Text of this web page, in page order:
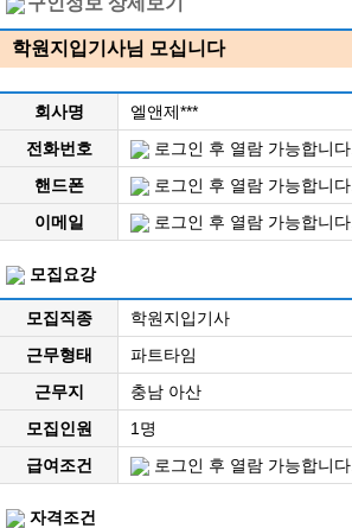
학원지입기사님 모십니다
회사명
엘앤제***
전화번호
로그인 후 열람 가능합니다.
핸드폰
로그인 후 열람 가능합니다.
이메일
로그인 후 열람 가능합니다.
모집요강
모집직종
학원지입기사
근무형태
파트타임
근무지
충남 아산
모집인원
1명
급여조건
로그인 후 열람 가능합니다.
자격조건